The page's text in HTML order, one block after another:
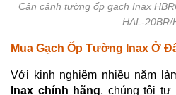
Cận cảnh tường ốp gạch Inax
HAL-20BR/
Mua Gạch Ốp Tường Inax Ở
Với kinh nghiệm nhiều năm
Inax chính hãng, chúng tôi tự